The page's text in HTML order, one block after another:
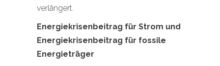
verlängert.
Energiekrisenbeitrag für Strom und
Energiekrisenbeitrag für fossile
Energieträger